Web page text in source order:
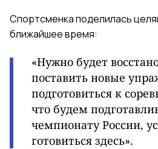
Спортсменка поделилась
ближайшее время:
«Нужно будет
поставить новые
подготовиться к
что будем
чемпионату России,
готовиться здесь».